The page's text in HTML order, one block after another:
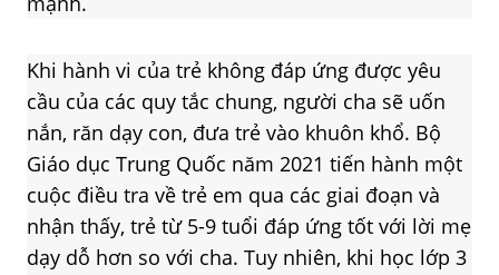
Khi hành vi của trẻ không đáp ứng được yêu
cầu của các quy tắc chung, người cha sẽ uốn
nắn, răn dạy con, đưa trẻ vào khuôn khổ. Bộ
Giáo dục Trung Quốc năm 2021 tiến hành một
cuộc điều tra về trẻ em qua các giai đoạn và
nhận thấy, trẻ từ 5-9 tuổi đáp ứng tốt với lời mẹ
dạy dỗ hơn so với cha. Tuy nhiên, khi học lớp 3